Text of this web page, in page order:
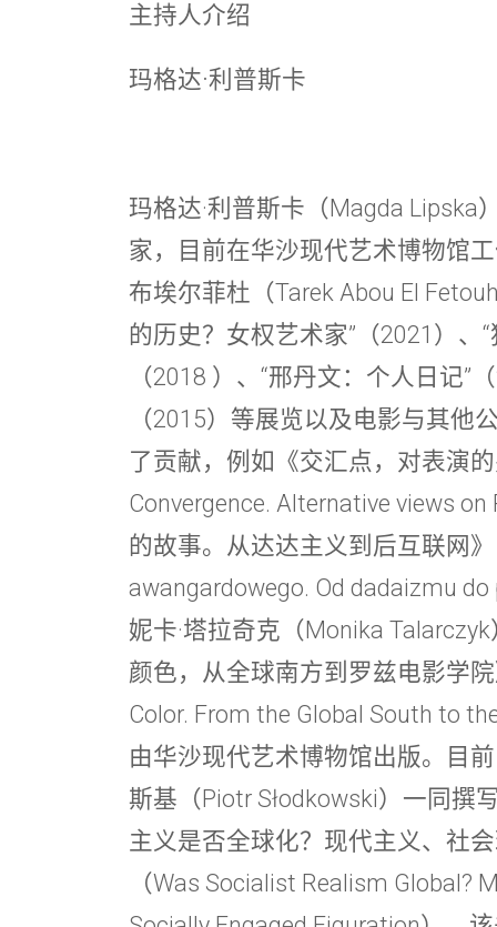
主持人介绍
玛格达·利普斯卡
玛格达·利普斯卡（Magda Lipska
家，目前在华沙现代艺术博物馆
布埃尔菲杜（Tarek Abou El
的历史？女权艺术家”（2021）、
（2018 ）、“邢丹文：个人日记”
（2015）等展览以及电影与其他
了贡献，例如《交汇点，对表演
Convergence. Alternative views
的故事。从达达主义到后互联网
awangardowego. Od dadaizmu
妮卡·塔拉奇克（Monika
颜色，从全球南方到罗兹电影学
Color. From the Global South to
由华沙现代艺术博物馆出版。目
斯基（Piotr Słodkowski）一同撰
主义是否全球化？现代主义、社
（Was Socialist Realism Global?